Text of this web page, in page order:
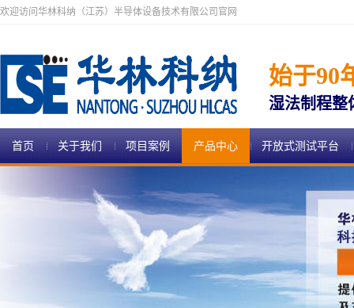
欢迎访问华林科纳（江苏）半导体设备技术有限公司官网
始于90
湿法制程整
首页 关于我们 项目案例 产品中心 开放式测试平台